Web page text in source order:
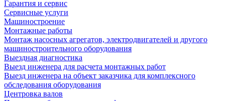
Гарантия и сервис
Сервисные услуги
Машиностроение
Монтажные работы
Монтаж насосных агрегатов, электродвигателей и другого
машиностроительного оборудования
Выездная диагностика
Выезд инженера для расчета монтажных работ
Выезд инженера на объект заказчика для комплексного
обследования оборудования
Центровка валов